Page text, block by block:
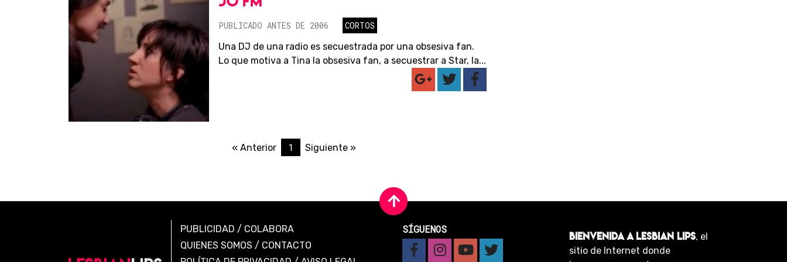
PUBLICADO ANTES DE 2006
CORTOS
Una DJ de una radio es secuestrada por una obsesiva fan.
Lo que motiva a Tina la obsesiva fan, a secuestrar a Star, la...
« Anterior 1 Siguiente »
PUBLICIDAD / COLABORA
QUIENES SOMOS / CONTACTO
SÍGUENOS
BIENVENIDA A LESBIAN LIPS, el
sitio de Internet donde